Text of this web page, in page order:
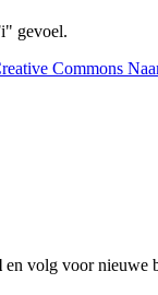
gevoel.
Commons
en volg voor nieuwe